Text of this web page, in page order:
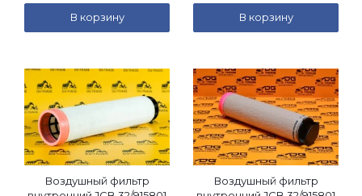
В корзину В корзину
Воздушный фильтр
Воздушный фильтр